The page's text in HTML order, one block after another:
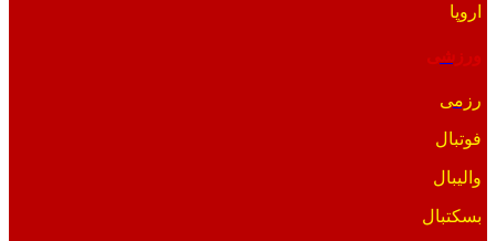
اروپا
ورزشی
رزمی
فوتبال
والیبال
بسکتبال